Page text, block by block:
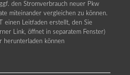
den Stromverbrauch neuer Pkw
miteinander vergleichen zu können.
einen Leitfaden erstellt, den Sie
Link, öffnet in separatem Fenster)
herunterladen können